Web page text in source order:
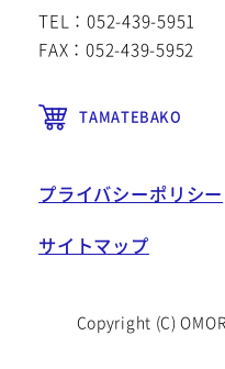
TEL：052-439-5951
FAX：052-439-5952
TAMATEBAKO
プライバシーポリシー
サイトマップ
Copyright (C)